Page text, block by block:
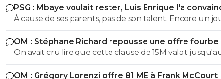
PSG : Mbaye voulait rester, Luis Enrique l'a
À cause de ses parents, pas de son talent. Encore un
avec entourage nocif.
OM : Stéphane Richard repousse une offre fourbe
Aguerd
On avait cru lire que cette clause de 15M valait
juillet. ?
OM : Grégory Lorenzi offre 81 ME à Frank McCourt